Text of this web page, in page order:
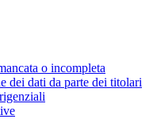
o incompleta
dei dati da parte dei titolari